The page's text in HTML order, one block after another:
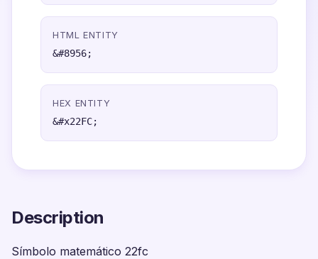
HTML ENTITY
&#8956;
HEX ENTITY
&#x22FC;
Description
Símbolo matemático 22fc